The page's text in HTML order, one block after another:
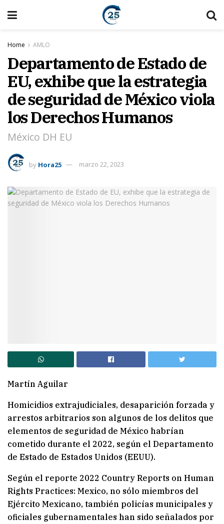
Home AMLO
Departamento de Estado de
EU, exhibe que la estrategia
de seguridad de México viola
los Derechos Humanos
México DH EU
by Hora25 marzo 22, 2023
Martín Aguilar
Homicidios extrajudiciales, desaparición forzada y
arrestos arbitrarios son algunos de los delitos que
elementos de seguridad de México habrían
cometido durante el 2022, según el Departamento
de Estado de Estados Unidos (EEUU).
Según el reporte 2022 Country Reports on Human
Rights Practices: Mexico, no sólo miembros del
Ejército Mexicano, también policías municipales y
oficiales gubernamentales han sido señalados por